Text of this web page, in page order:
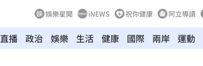
娛樂星聞 iNEWS 祝你健康 阿立導讀
直播 政治 娛樂 生活 健康 國際 兩岸 運動